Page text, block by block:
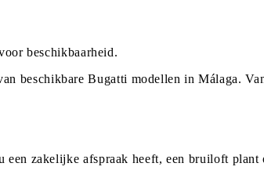
beschikbaarheid.
beschikbare Bugatti modellen in Málaga.
zakelijke afspraak heeft, een bruiloft